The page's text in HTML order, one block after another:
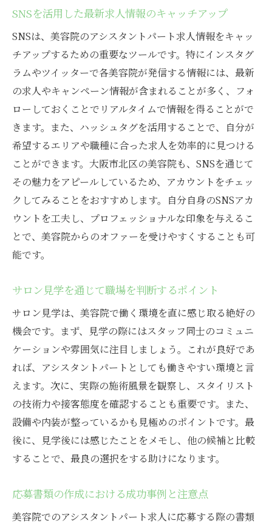
SNSを活用した最新求人情報のキャッチアップ
SNSは、美容院のアシスタントパート求人情報をキャッ
チアップするための重要なツールです。特にインスタグ
ラムやツイッターで各美容院が発信する情報には、最新
の求人やキャンペーン情報が含まれることが多く、フォ
ローしておくことでリアルタイムで情報を得ることがで
きます。また、ハッシュタグを活用することで、自分が
希望するエリアや職種に合った求人を効率的に見つける
ことができます。大阪市北区の美容院も、SNSを通じて
その魅力をアピールしているため、アカウントをチェッ
クしてみることをおすすめします。自分自身のSNSアカ
ウントを工夫し、プロフェッショナルな印象を与えるこ
とで、美容院からのオファーを受けやすくすることも可
能です。
サロン見学を通じて職場を判断するポイント
サロン見学は、美容院で働く環境を直に感じ取る絶好の
機会です。まず、見学の際にはスタッフ同士のコミュニ
ケーションや雰囲気に注目しましょう。これが良好であ
れば、アシスタントパートとしても働きやすい環境と言
えます。次に、実際の施術風景を観察し、スタイリスト
の技術力や接客態度を確認することも重要です。また、
設備や内装が整っているかも見極めのポイントです。最
後に、見学後には感じたことをメモし、他の候補と比較
することで、最良の選択をする助けになります。
応募書類の作成における成功事例と注意点
美容院でのアシスタントパート求人に応募する際の書類